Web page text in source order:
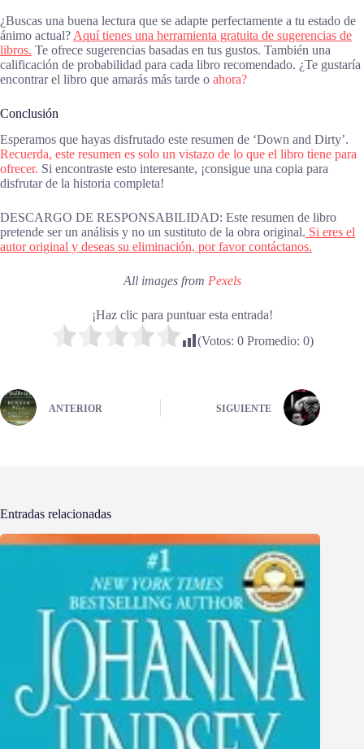
¿Buscas una buena lectura que se adapte perfectamente a tu estado de
ánimo actual? Aquí tienes una herramienta gratuita de sugerencias de
libros. Te ofrece sugerencias basadas en tus gustos. También una
calificación de probabilidad para cada libro recomendado. ¿Te gustaría
encontrar el libro que amarás más tarde o ahora?
Conclusión
Esperamos que hayas disfrutado este resumen de ‘Down and Dirty’.
Recuerda, este resumen es solo un vistazo de lo que el libro tiene para
ofrecer. Si encontraste esto interesante, ¡consigue una copia para
disfrutar de la historia completa!
DESCARGO DE RESPONSABILIDAD: Este resumen de libro
pretende ser un análisis y no un sustituto de la obra original. Si eres el
autor original y deseas su eliminación, por favor contáctanos.
All images from Pexels
¡Haz clic para puntuar esta entrada!
(Votos: 0Promedio: 0)
ANTERIOR SIGUIENTE
Entradas relacionadas